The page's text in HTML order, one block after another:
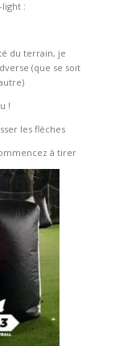
light :
du terrain, je
(que se soit
!
les flèches
à tirer